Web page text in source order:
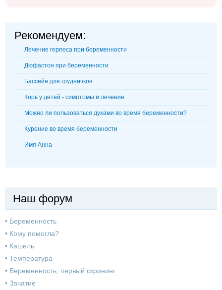
Рекомендуем:
Лечение герпеса при беременности
Дюфастон при беременности
Бассейн для грудничков
Корь у детей - симптомы и лечение
Можно ли пользоваться духами во время беременности?
Курение во время беременности
Имя Анна
Наш форум
• Беременность
• Кому помогла?
• Кашель
• Температура
• Беременность, первый скрининг
• Зачатие